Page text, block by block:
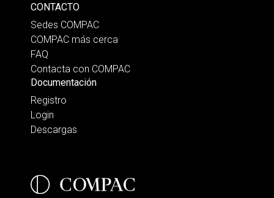
CONTACTO
Sedes COMPAC
COMPAC más cerca
FAQ
Contacta con COMPAC
Documentación
Registro
Login
Descargas